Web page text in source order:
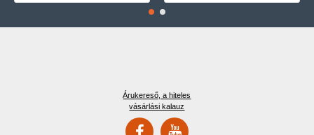
Árukereső, a hiteles
vásárlási kalauz